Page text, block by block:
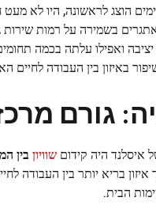
כשהשבוע עבודה של 4 ימים הוצג
בשמירה על רמות
ואפילו עלתה בכמה
באיזון בין העבודה לחיים
גורם
היה קידום שוויון בין
ימים עודד איזון בריא יותר בין
הבית.